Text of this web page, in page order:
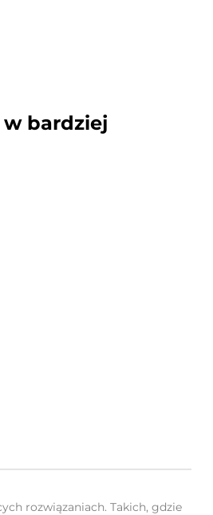
bardziej
rozwiązaniach. Takich, gdzie